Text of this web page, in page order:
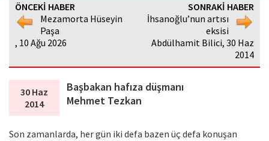
ÖNCEKİ HABER
Mezamorta Hüseyin
Paşa
, 10 Ağu 2026
SONRAKİ HABER
İhsanoğlu’nun artısı
eksisi
Abdülhamit Bilici, 30 Haz
2014
30 Haz
2014
Başbakan hafıza düşmanı
Mehmet Tezkan
Son zamanlarda, her gün iki defa bazen üç defa konuşan